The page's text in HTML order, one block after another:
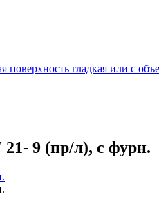
гладкая или с
9 (пр/л), с фурн.